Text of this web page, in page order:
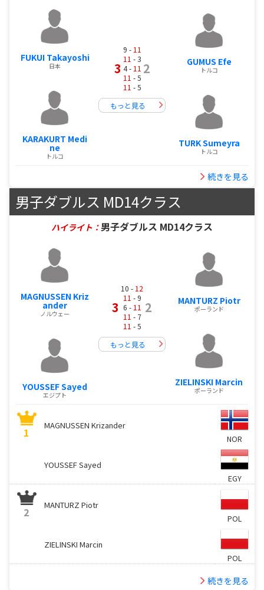
FUKUI Takayoshi
日本
KARAKURT Medi
ne
トルコ
3
9 - 11
11 - 3
4 - 11
11 - 5
11 - 5
2
もっと見る
GUMUS Efe
トルコ
TURK Sumeyra
トルコ
続きを見る
男子ダブルス MD14クラス
ハイライト： 男子ダブルス MD14クラス
MAGNUSSEN Kriz
ander
ノルウェー
YOUSSEF Sayed
エジプト
3
10 - 12
11 - 9
6 - 11
11 - 7
11 - 5
2
もっと見る
MANTURZ Piotr
ポーランド
ZIELINSKI Marcin
ポーランド
1
MAGNUSSEN Krizander
NOR
YOUSSEF Sayed
EGY
2
MANTURZ Piotr
POL
ZIELINSKI Marcin
POL
続きを見る